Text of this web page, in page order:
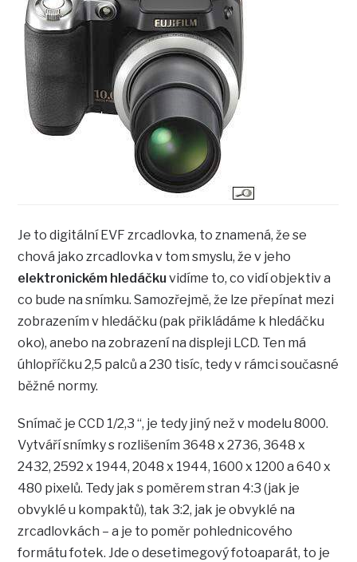
Je to digitální EVF zrcadlovka, to znamená, že se
chová jako zrcadlovka v tom smyslu, že v jeho
elektronickém hledáčkuvidíme to, co vidí objektiv a
co bude na snímku. Samozřejmě, že lze přepínat mezi
zobrazením v hledáčku (pak přikládáme k hledáčku
oko), anebo na zobrazení na displeji LCD. Ten má
úhlopříčku 2,5 palců a 230 tisíc, tedy v rámci současné
běžné normy.
Snímač je CCD 1/2,3 “, je tedy jiný než v modelu 8000.
Vytváří snímky s rozlišením 3648 x 2736, 3648 x
2432, 2592 x 1944, 2048 x 1944, 1600 x 1200 a 640 x
480 pixelů. Tedy jak s poměrem stran 4:3 (jak je
obvyklé u kompaktů), tak 3:2, jak je obvyklé na
zrcadlovkách – a je to poměr pohlednicového
formátu fotek. Jde o desetimegový fotoaparát, to je